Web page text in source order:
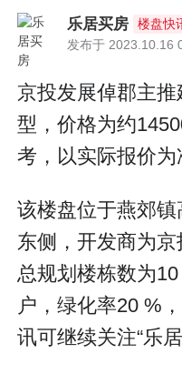
乐居买房
楼盘快
发布于 2023.10.16
京投发展倬郡主
型，价格为约
考，以实际报价为
该楼盘位于燕郊
东侧，开发商为京
总规划楼栋数为
户，绿化率20 %
讯可继续关注“乐居